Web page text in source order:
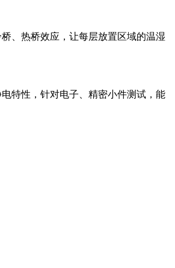
、热桥效应，让每层放置区域的温湿
特性，针对电子、精密小件测试，能